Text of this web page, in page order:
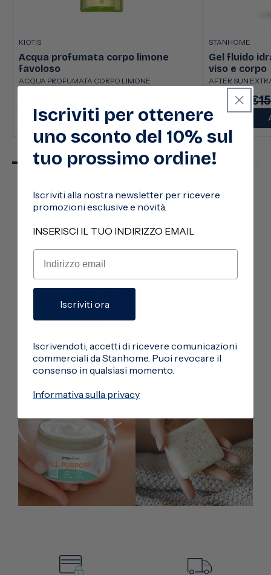
KIOTIS
Acqua profumata corpo limone
favoloso
ACQUA PROFUMATA CORPO LIMONE
scontato di
AGGIUNGI
STANHOME
Gel fluido
viso e corpo
AFTER SUN
Prezzo
scontato
€8,50
di
Seguici
Iscriviti per ottenere
uno sconto del 10% sul
tuo prossimo ordine!
Iscriviti alla nostra newsletter per ricevere
promozioni esclusive e novità.
INSERISCI IL TUO INDIRIZZO EMAIL
Iscriviti ora
Iscrivendoti, accetti di ricevere comunicazioni
commerciali da Stanhome. Puoi revocare il
consenso in qualsiasi momento.
Informativa sulla privacy